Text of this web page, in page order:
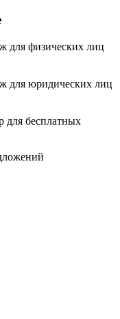
для физических лиц
для юридических лиц
бесплатных